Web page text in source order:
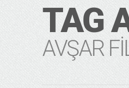
TAG
AVŞAR